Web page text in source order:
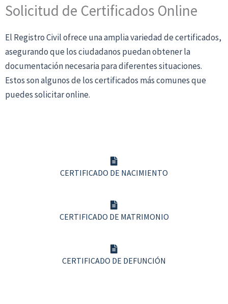
Solicitud de Certificados Online
El Registro Civil ofrece una amplia variedad de certificados,
asegurando que los ciudadanos puedan obtener la
documentación necesaria para diferentes situaciones.
Estos son algunos de los certificados más comunes que
puedes solicitar online.
CERTIFICADO DE NACIMIENTO
CERTIFICADO DE MATRIMONIO
CERTIFICADO DE DEFUNCIÓN